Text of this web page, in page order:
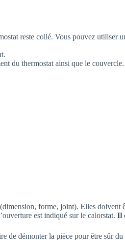
reste collé. Vous pouvez utiliser
du thermostat ainsi que le couvercle.
forme, joint). Elles doivent
est indiqué sur le calorstat. Il
de démonter la pièce pour être sûr